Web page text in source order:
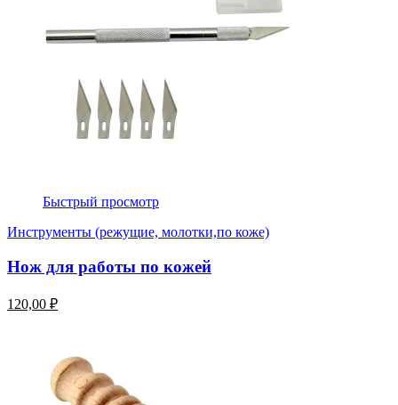
Быстрый просмотр
Инструменты (режущие, молотки,по коже)
Нож для работы по кожей
120,00 ₽